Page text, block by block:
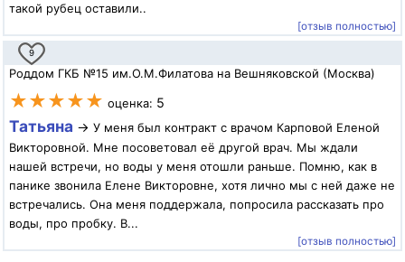
такой рубец оставили..
[отзыв полностью]
9
Роддом ГКБ №15 им.О.М.Филатова на Вешняковской (Москва)
★★★★★ оценка: 5
Татьяна → У меня был контракт с врачом Карповой Еленой
Викторовной. Мне посоветовал её другой врач. Мы ждали
нашей встречи, но воды у меня отошли раньше. Помню, как в
панике звонила Елене Викторовне, хотя лично мы с ней даже не
встречались. Она меня поддержала, попросила рассказать про
воды, про пробку. В...
[отзыв полностью]